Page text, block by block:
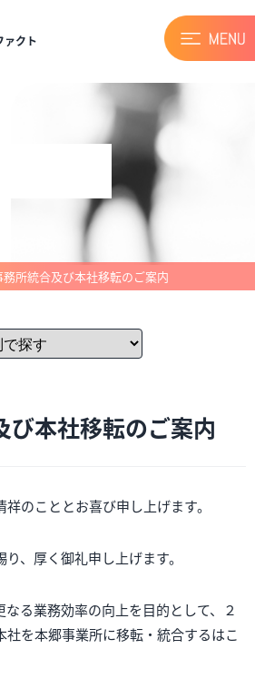
ァクト
務所統合及び本社移転のご案内
び本社移転のご案内
のこととお喜び申し上げます。
、厚く御礼申し上げます。
る業務効率の向上を目的として、２
社を本郷事業所に移転・統合するはこ